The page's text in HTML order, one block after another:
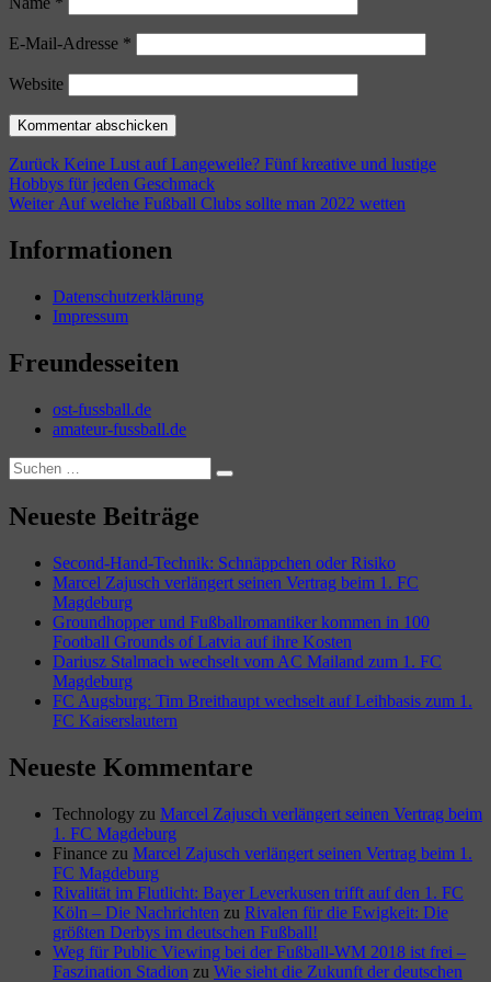
E-Mail-Adresse *
Website
Beitragsnavigation
Zurück Vorheriger
Beitrag:
Keine Lust auf Langeweile? Fünf kreative und lustige
Hobbys für jeden Geschmack
Weiter Nächster
Auf welche Fußball Clubs sollte man 2022 wetten
Informationen
Datenschutzerklärung
Impressum
Freundesseiten
ost-fussball.de
amateur-fussball.de
Suchen
nach:
Suchen
Neueste Beiträge
Second-Hand-Technik: Schnäppchen oder Risiko
Marcel Zajusch verlängert seinen Vertrag beim 1. FC
Magdeburg
Groundhopper und Fußballromantiker kommen in 100
Football Grounds of Latvia auf ihre Kosten
Dariusz Stalmach wechselt vom AC Mailand zum 1. FC
Magdeburg
FC Augsburg: Tim Breithaupt wechselt auf Leihbasis zum 1.
FC Kaiserslautern
Neueste Kommentare
Technology zu Marcel Zajusch verlängert seinen Vertrag beim
1. FC Magdeburg
Finance zu Marcel Zajusch verlängert seinen Vertrag beim 1.
FC Magdeburg
Rivalität im Flutlicht: Bayer Leverkusen trifft auf den 1. FC
Köln – Die Nachrichten zu Rivalen für die Ewigkeit: Die
größten Derbys im deutschen Fußball!
Weg für Public Viewing bei der Fußball-WM 2018 ist frei –
Faszination Stadion zu Wie sieht die Zukunft der deutschen